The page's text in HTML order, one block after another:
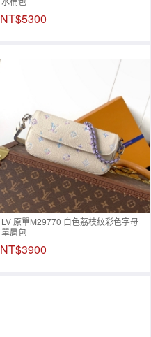
NT$5300
LV 原單M29770 白色荔枝紋彩色字母
單肩包
NT$3900